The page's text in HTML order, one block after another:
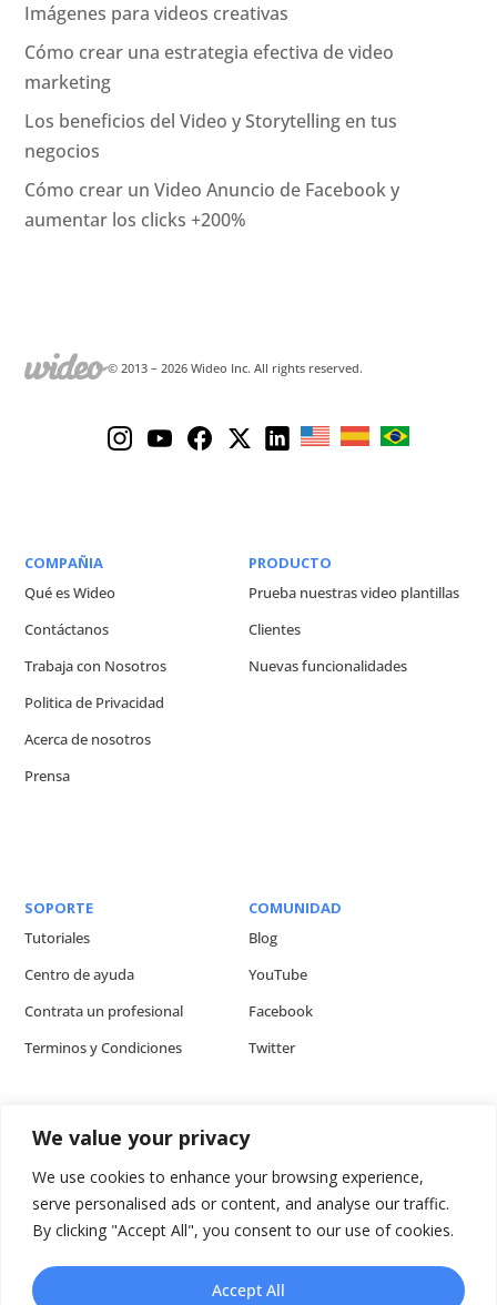
We value your privacy
We use cookies to enhance your browsing experience,
serve personalised ads or content, and analyse our traffic.
By clicking "Accept All", you consent to our use of cookies.
Accept All
Imágenes para videos creativas
Cómo crear una estrategia efectiva de video
marketing
Los beneficios del Video y Storytelling en tus
negocios
Cómo crear un Video Anuncio de Facebook y
aumentar los clicks +200%
© 2013 –2026 Wideo Inc. All rights reserved.
COMPAÑIA
Qué es Wideo
Contáctanos
Trabaja con Nosotros
Politica de Privacidad
Acerca de nosotros
Prensa
PRODUCTO
Prueba nuestras video plantillas
Clientes
Nuevas funcionalidades
SOPORTE
Tutoriales
Centro de ayuda
Contrata un profesional
Terminos y Condiciones
COMUNIDAD
Blog
YouTube
Facebook
Twitter
ARTÍCULOS
Cómo editar un video plantilla para tu producto [Video Tutorial]
5 ventajas de usar un video explicativo en tu sitio web
¿Cómo usar el video en un e-commerce?